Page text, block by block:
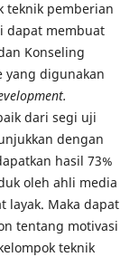
teknik pemberian
dapat membuat
Konseling
yang digunakan
dari segi uji
dengan
hasil 73%
oleh ahli media
layak. Maka dapat
tentang motivasi
teknik